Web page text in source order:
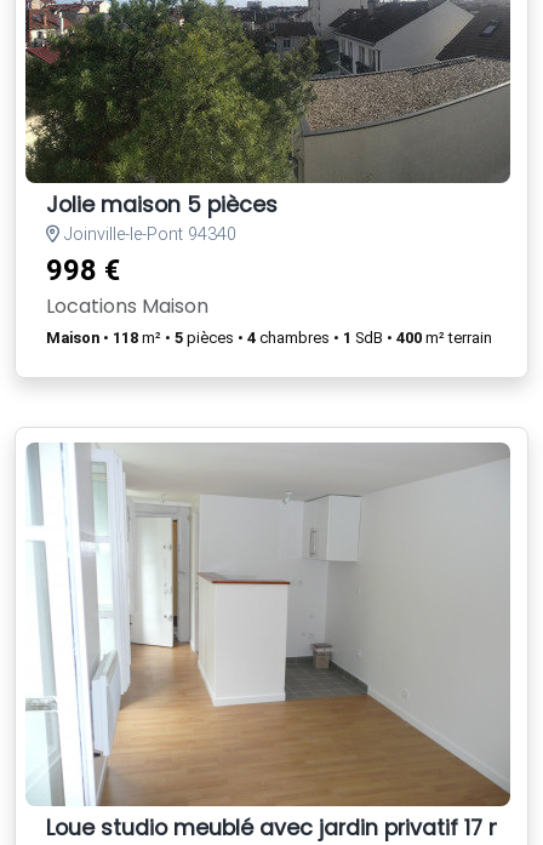
Jolie maison 5 pièces
Joinville-le-Pont 94340
998 €
Locations Maison
Maison • 118 m² • 5 pièces • 4 chambres • 1 SdB • 400 m² terrain
Loue studio meublé avec jardin privatif 17 m2